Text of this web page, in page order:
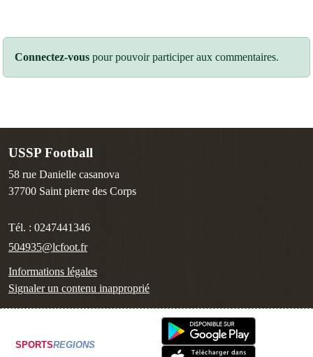
Connectez-vous pour pouvoir participer aux commentaires.
USSP Football
58 rue Danielle casanova
37700 Saint pierre des Corps
Tél. : 0247441346
504935@lcfoot.fr
Informations légales
Signaler un contenu inapproprié
SPORTSREGIONS